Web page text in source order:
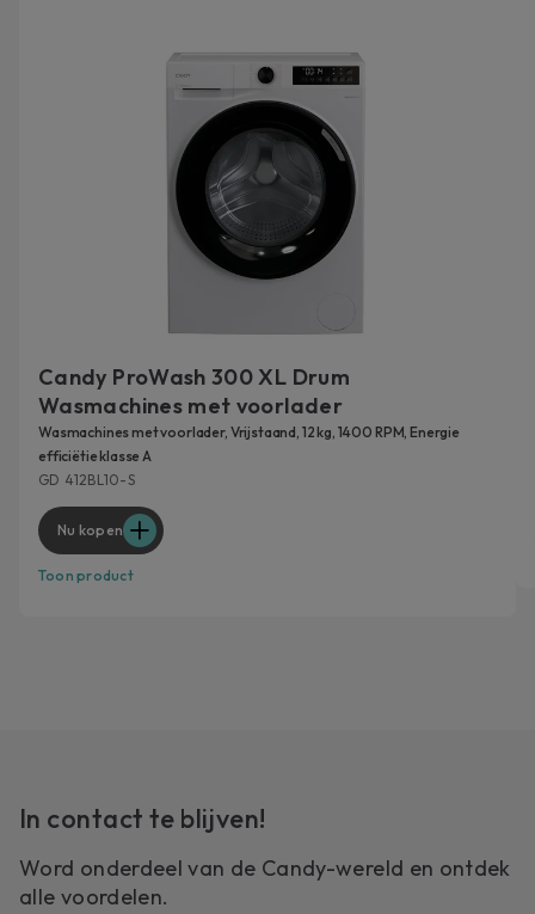
Candy ProWash 300 XL Drum
Wasmachines met voorlader
Wasmachines met voorlader, Vrijstaand, 12 kg, 1400 RPM, Energie
efficiëtie klasse A
GD 412BL10-S
Nu kopen
Toon product
In contact te blijven!
Word onderdeel van de Candy-wereld en ontdek
alle voordelen.